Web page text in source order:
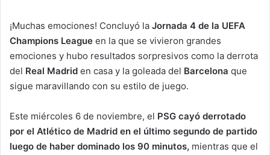
¡Muchas emociones! Concluyó la Jornada 4 de la UEFA
Champions League en la que se vivieron grandes
emociones y hubo resultados sorpresivos como la derrota
del Real Madrid en casa y la goleada del Barcelona que
sigue maravillando con su estilo de juego.
Este miércoles 6 de noviembre, el PSG cayó derrotado
por el Atlético de Madrid en el último segundo de partido
luego de haber dominado los 90 minutos, mientras que el